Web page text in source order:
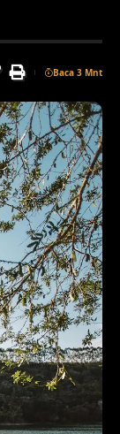
Baca 3 Mnt